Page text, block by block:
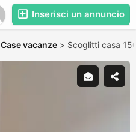
Inserisci un annuncio
Case vacanze > Scoglitti casa